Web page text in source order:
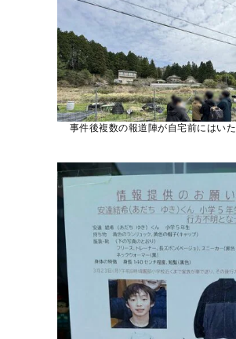
事件後複数の報道陣が自宅前にはいた